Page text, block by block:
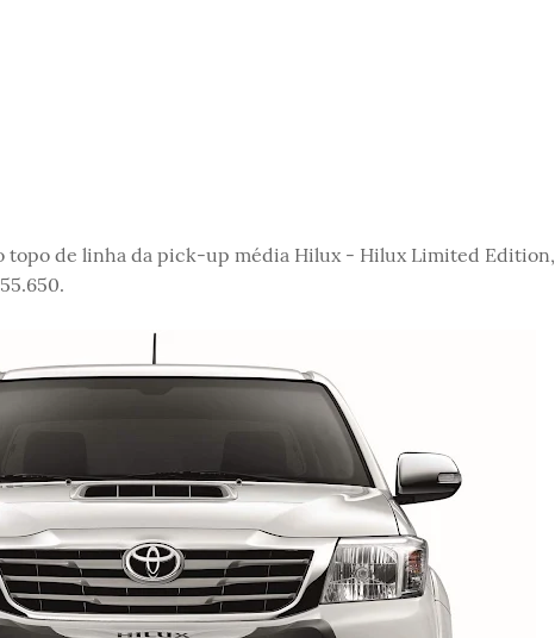
topo de linha da pick-up média Hilux - Hilux Limited Edition,